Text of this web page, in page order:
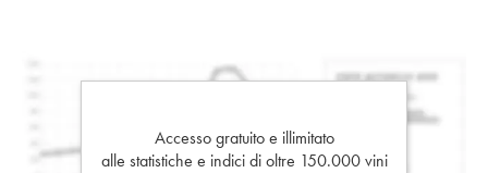
Accesso gratuito e illimitato
alle statistiche e indici di oltre 150.000 vini